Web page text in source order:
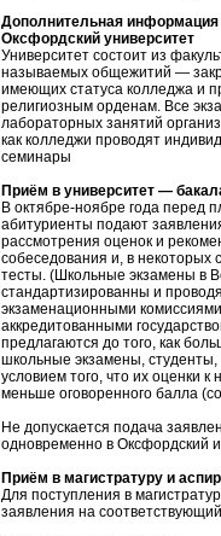
Дополнительная информация
Оксфордский университет
Университет состоит из
называемых общежитий —
имеющих статуса колледжа и
религиозным орденам. Все
лабораторных занятий
как колледжи проводят
семинары
Приём в университет —
В октябре-ноябре года перед
абитуриенты подают
рассмотрения оценок и
собеседования и, в некоторых
тесты. (Школьные экзамены в
стандартизированны и
экзаменационными
аккредитованными
предлагаются до того, как
школьные экзамены,
условием того, что их оценки к
меньше оговоренного балла
Не допускается подача
одновременно в Оксфордский
Приём в магистратуру и
Для поступления в
заявления на